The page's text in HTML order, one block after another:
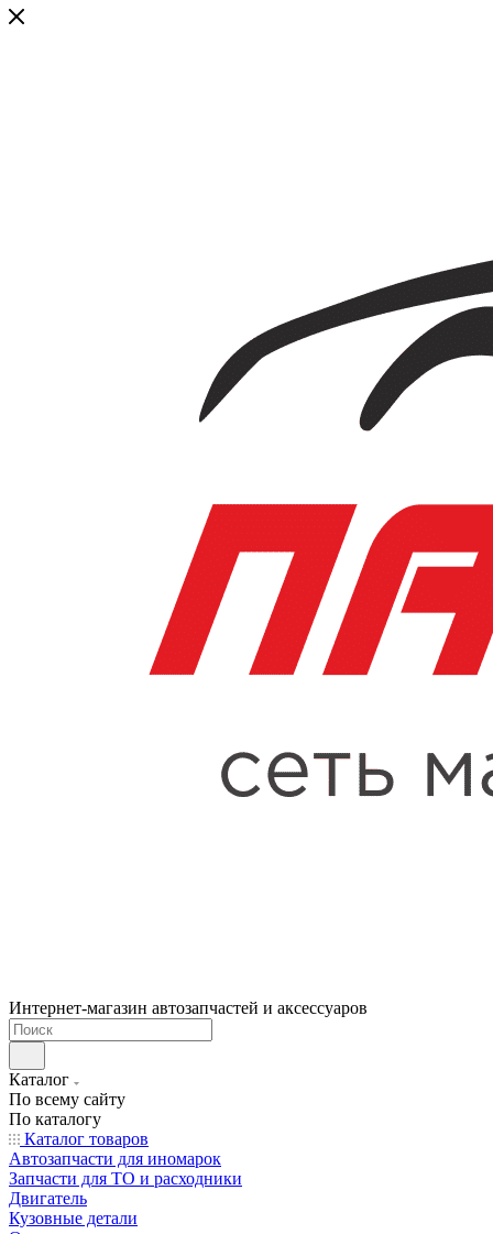
Интернет-магазин автозапчастей и аксессуаров
Каталог
По всему сайту
По каталогу
Каталог товаров
Автозапчасти для иномарок
Запчасти для ТО и расходники
Двигатель
Кузовные детали